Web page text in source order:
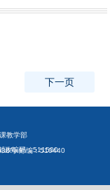
下一页
教学部
号 邮编：510440
政编码：511500